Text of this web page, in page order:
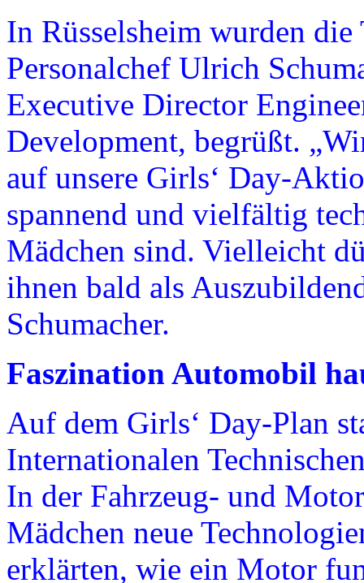
In Rüsselsheim wurden
Personalchef Ulrich
Executive Director
Development, begrüßt.
auf unsere Girls‘ Day-
spannend und vielfältig
Mädchen sind. Vielleicht
ihnen bald als
Schumacher.
Faszination Automobil
Auf dem Girls‘ Day-Plan
Internationalen
In der Fahrzeug- und
Mädchen neue
erklärten, wie ein Motor